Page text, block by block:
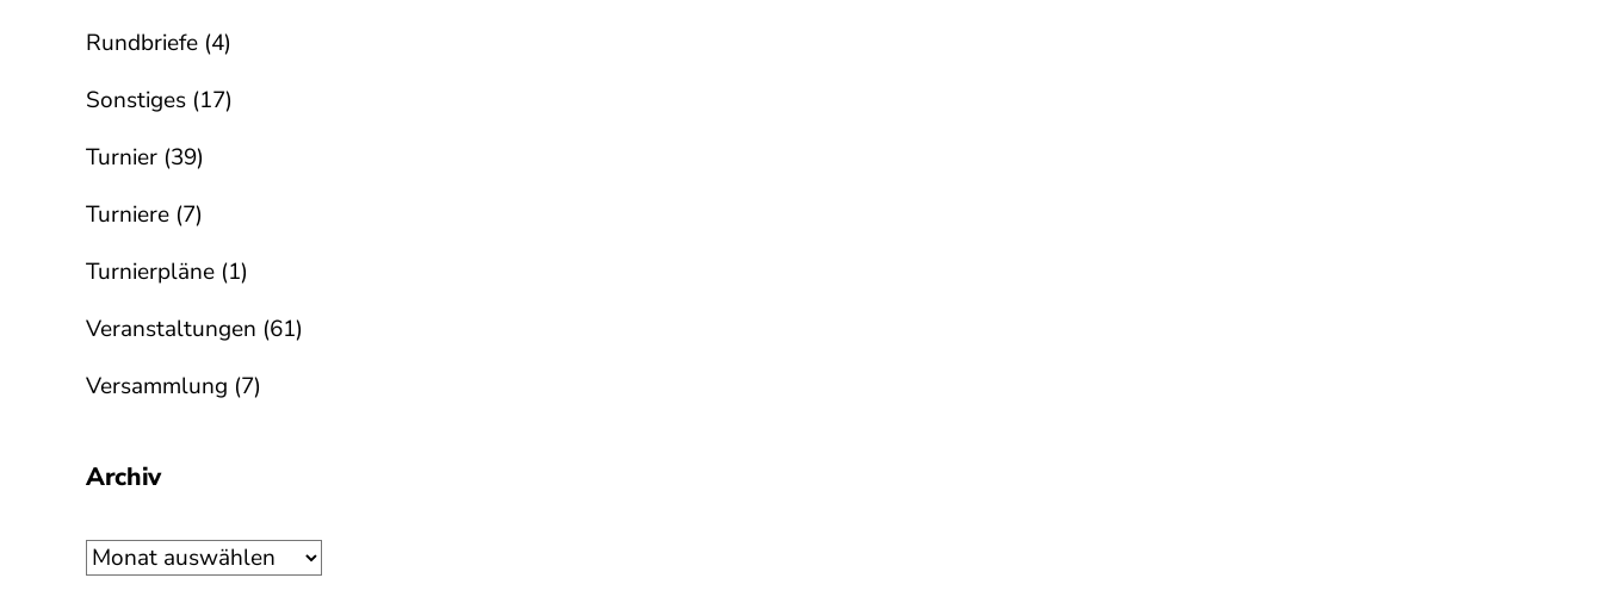
Rundbriefe (4)
Sonstiges (17)
Turnier (39)
Turniere (7)
Turnierpläne (1)
Veranstaltungen (61)
Versammlung (7)
Archiv
Archiv